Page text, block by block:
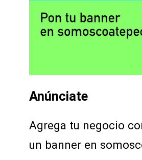
Anúnciate
Agrega tu negocio
un banner en